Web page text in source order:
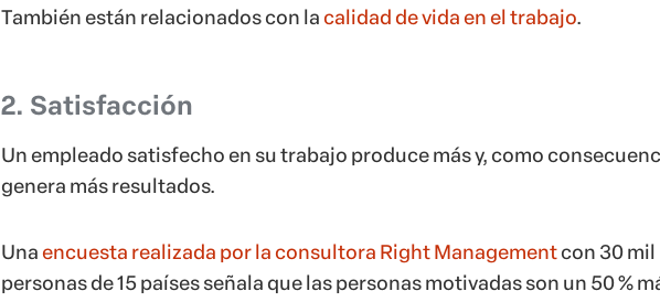
También están relacionados con lacalidad de vida en el trabajo.
2. Satisfacción
Un empleado satisfecho en su trabajo produce más y, como
genera más resultados.
Unaencuesta realizada por la consultora Right Managementcon 30 mil
personas de 15 países señala que las personas motivadas son un 50 %